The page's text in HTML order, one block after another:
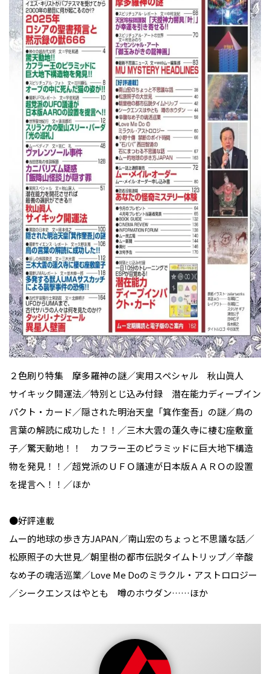
２色刷り特集 摩多羅神の謎／実用スペシャル 秋山眞人
サイキック開運法／特別とじ込み付録 潜在能力ディープイン
パクト・カード／隠された明治天皇「箕作奎吾」の謎／鳥の
言葉の解読に成功した！！／三木大雲の蓮久寺に棲む座敷童
子／驚天動地！！ カフラー王のピラミッドに巨大地下構造
物を発見！！／超党派のＵＦＯ議連が日本版ＡＡＲＯの設置
を提言へ！！／ほか
●好評連載
ムー的地球の歩き方JAPAN／南山宏のちょっと不思議な話／
松原照子の大世見／朝里樹の都市伝説タイムトリップ／辛酸
なめ子の魂活巡業／Love Me Doのミラクル・アストロロジー
／シークエンスはやとも 噂のホウダン……ほか